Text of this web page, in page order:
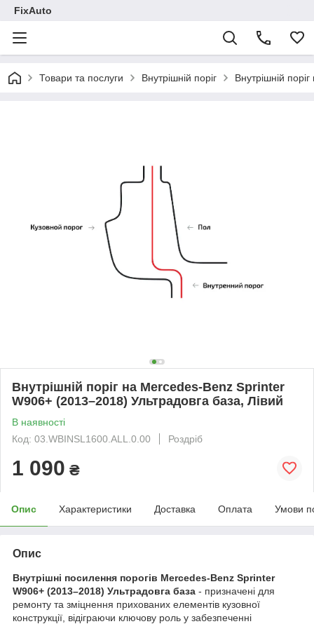
FixAuto
Товари та послуги Внутрішній поріг Внутрішній
Внутрішній поріг на Mercedes-Benz Sprinter
W906+ (2013–2018) Ультрадовга база, Лівий
В наявності
Код: 03.WBINSL1600.ALL.0.00
Роздріб
1 090 ₴
Опис Характеристики Доставка Оплата Умови
Опис
Внутрішні посилення порогів Mercedes-Benz Sprinter
W906+ (2013–2018) Ультрадовга база - призначені для
ремонту та зміцнення прихованих елементів кузовної
конструкції, відіграючи ключову роль у забезпеченні